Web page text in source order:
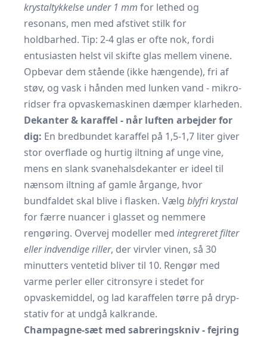
krystaltykkelse under 1 mm for lethed og
resonans, men med afstivet stilk for
holdbarhed. Tip: 2-4 glas er ofte nok, fordi
entusiasten helst vil skifte glas mellem vinene.
Opbevar dem stående (ikke hængende), fri af
støv, og vask i hånden med lunken vand - mikro­
ridser fra opvaskemaskinen dæmper klarheden.
Dekanter & karaffel - når luften arbejder for
dig: En bredbundet karaffel på 1,5-1,7 liter giver
stor overflade og hurtig iltning af unge vine,
mens en slank svanehalsdekanter er ideel til
nænsom iltning af gamle årgange, hvor
bundfaldet skal blive i flasken. Vælg blyfri krystal
for færre nuancer i glasset og nemmere
rengøring. Overvej modeller med integreret filter
eller indvendige riller, der virvler vinen, så 30
minutters ventetid bliver til 10. Rengør med
varme perler eller citronsyre i stedet for
opvaskemiddel, og lad karaffelen tørre på dryp­
stativ for at undgå kalkrande.
Champagne-sæt med sabreringskniv - fejring